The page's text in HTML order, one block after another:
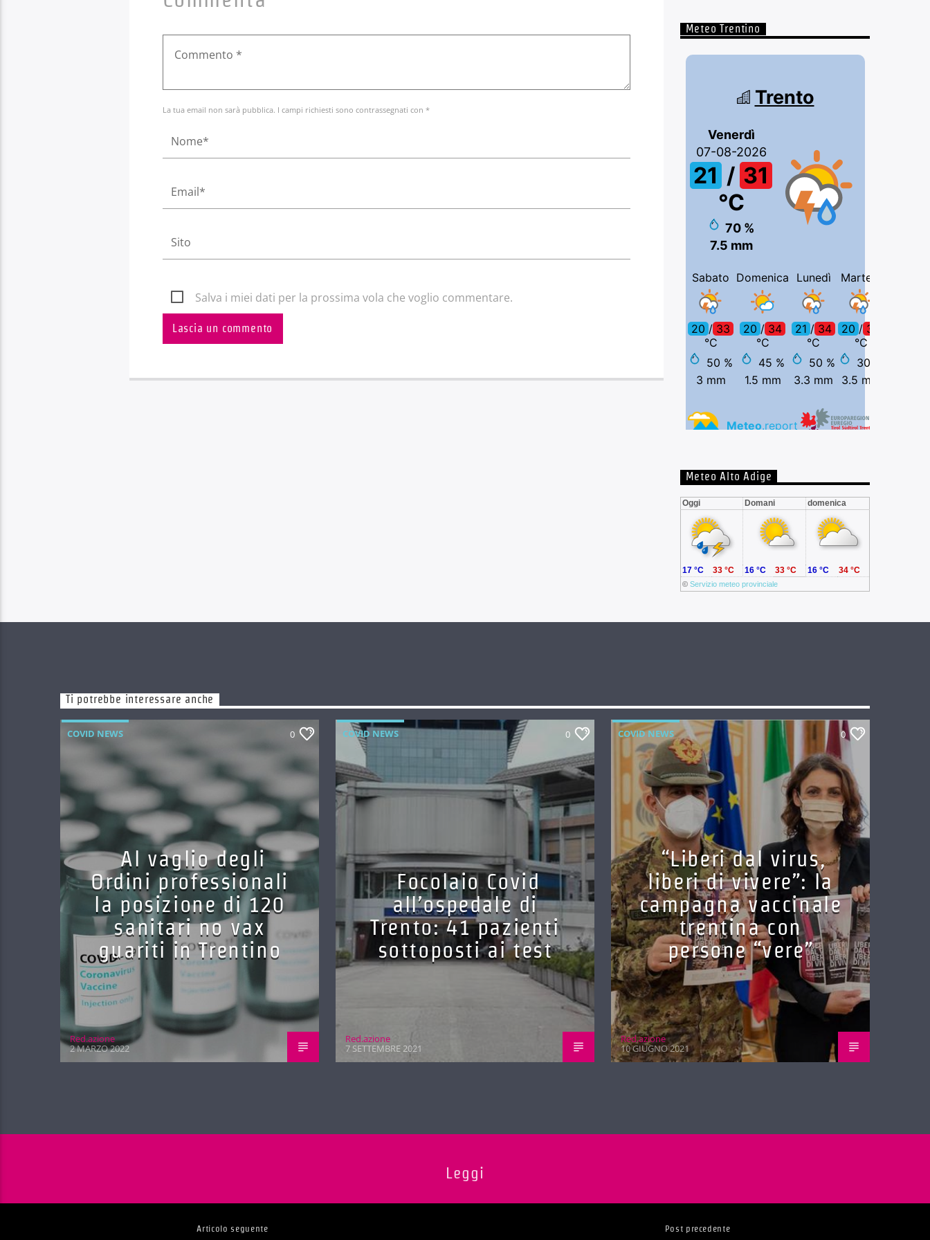
La tua email non sarà pubblica. I campi richiesti sono contrassegnati con *
Salva i miei dati per la prossima vola che voglio commentare.
Meteo Trentino
Meteo Alto Adige
Oggi Domani domenica
© Servizio meteo provinciale
17 °C 33 °C 16 °C 33 °C 16 °C 34 °C
Ti potrebbe interessare anche
COVID NEWS 0
Al vaglio degli
Ordini professionali
la posizione di 120
sanitari no vax
guariti in Trentino
Red.azione
2 MARZO 2022
COVID NEWS 0
Focolaio Covid
all’ospedale di
Trento: 41 pazienti
sottoposti ai test
Red.azione
7 SETTEMBRE 2021
COVID NEWS 0
“Liberi dal virus,
liberi di vivere”: la
campagna vaccinale
trentina con
persone “vere”
Red.azione
10 GIUGNO 2021
Leggi
Articolo seguente Post precedente